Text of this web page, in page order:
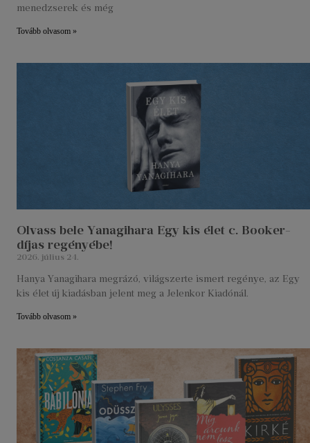
menedzserek és még
Tovább olvasom »
Olvass bele Yanagihara Egy kis élet c. Booker-
díjas regényébe!
2026. július 24.
Hanya Yanagihara megrázó, világszerte ismert regénye, az Egy
kis élet új kiadásban jelent meg a Jelenkor Kiadónál.
Tovább olvasom »